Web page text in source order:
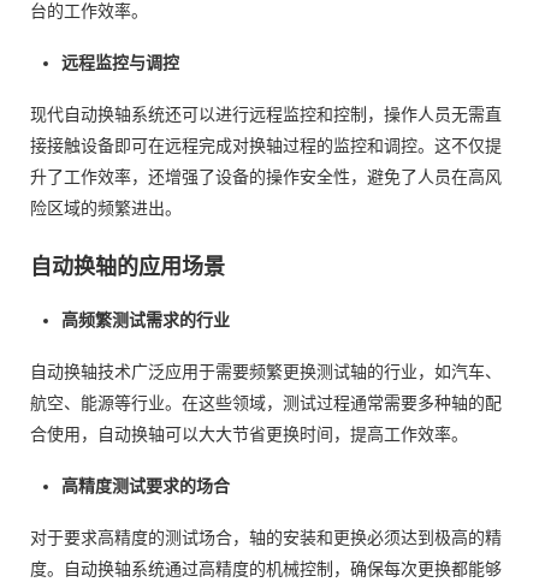
台的工作效率。
远程监控与调控
现代自动换轴系统还可以进行远程监控和控制，操作人员无需直
接接触设备即可在远程完成对换轴过程的监控和调控。这不仅提
升了工作效率，还增强了设备的操作安全性，避免了人员在高风
险区域的频繁进出。
自动换轴的应用场景
高频繁测试需求的行业
自动换轴技术广泛应用于需要频繁更换测试轴的行业，如汽车、
航空、能源等行业。在这些领域，测试过程通常需要多种轴的配
合使用，自动换轴可以大大节省更换时间，提高工作效率。
高精度测试要求的场合
对于要求高精度的测试场合，轴的安装和更换必须达到极高的精
度。自动换轴系统通过高精度的机械控制，确保每次更换都能够
方案报价要多久？